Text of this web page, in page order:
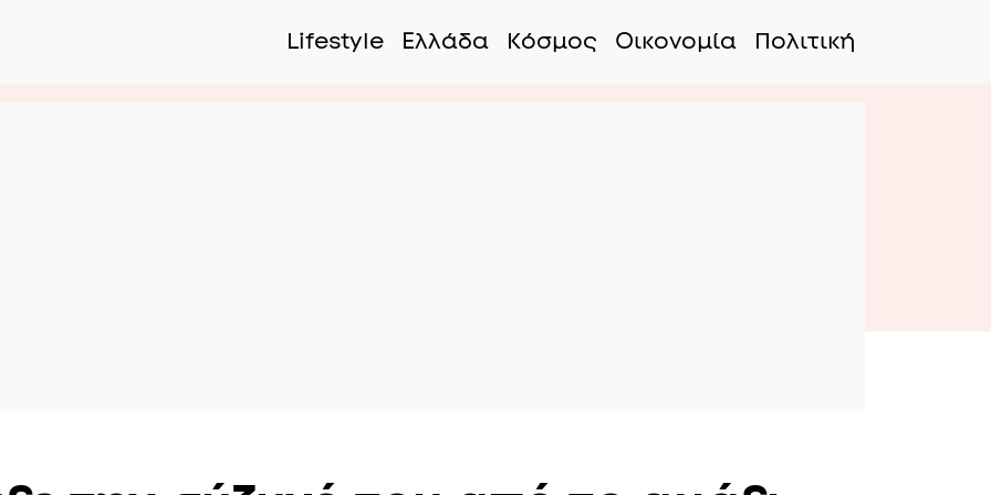
Lifestyle
Ελλάδα Κόσμος Οικονομία Πολιτική